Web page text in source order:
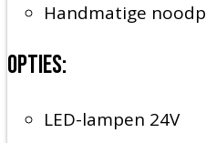
Handmatige
Opties:
LED-lampen 24V